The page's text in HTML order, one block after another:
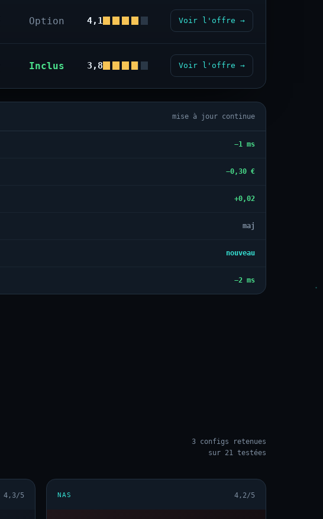
Option 4,1 Voir l'offre →
Inclus 3,8 Voir l'offre →
mise à jour continue
−1 ms
−0,30 €
+0,02
maj
nouveau
−2 ms
3 configs retenues
sur 21 testées
4,3/5 NAS 4,2/5